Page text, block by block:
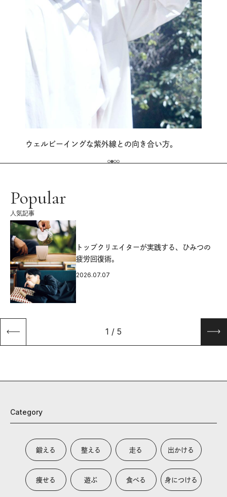
ウェルビーイングな紫外線との向き合い方。
Popular
人気記事
トップクリエイターが実践する、ひみつの
疲労回復術。
2026.07.07
1 / 5
Category
鍛える 整える 走る 出かける
痩せる 遊ぶ 食べる 身につける